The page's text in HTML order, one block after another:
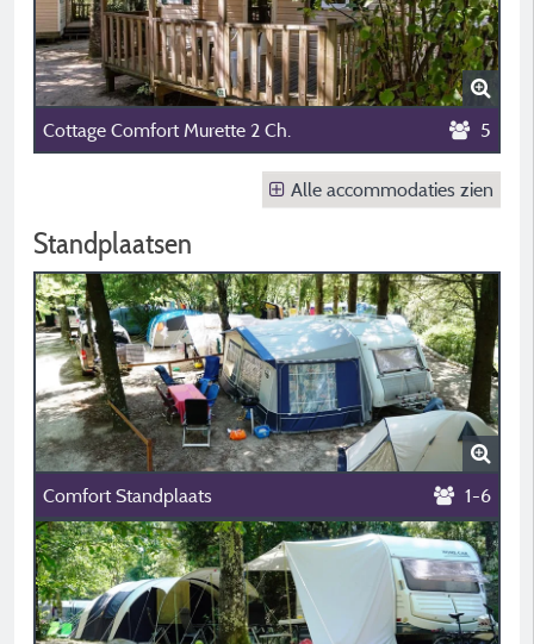
Cottage Comfort Murette 2 Ch. 5
Alle accommodaties zien
Standplaatsen
Comfort Standplaats 1-6